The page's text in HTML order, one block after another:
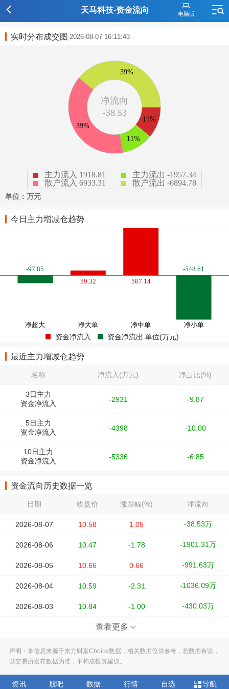
天马科技-资金流向
实时分布成交图 2026-08-07 16:11:43
今日主力增减仓趋势
资金净流入 资金净流出 单位(万元)
最近主力增减仓趋势
名称 净流入(万元) 净占比(%)
3日主力
资金净流入
-2931 -9.87
5日主力
资金净流入
-4398 -10.00
10日主力
资金净流入
-5336 -6.85
资金流向历史数据一览
日期 收盘价 涨跌幅(%) 净流向
2026-08-07 10.58 1.05 -38.53万
2026-08-06 10.47 -1.78 -1901.31万
2026-08-05 10.66 0.66 -991.63万
2026-08-04 10.59 -2.31 -1036.09万
2026-08-03 10.84 -1.00 -430.03万
查看更多
声明：本信息来源于东方财富Choice数据，相关数据仅供参考，若数据有误，
以交易所发布数据为准，不构成投资建议。
资讯 股吧 数据 行情 自选 导航